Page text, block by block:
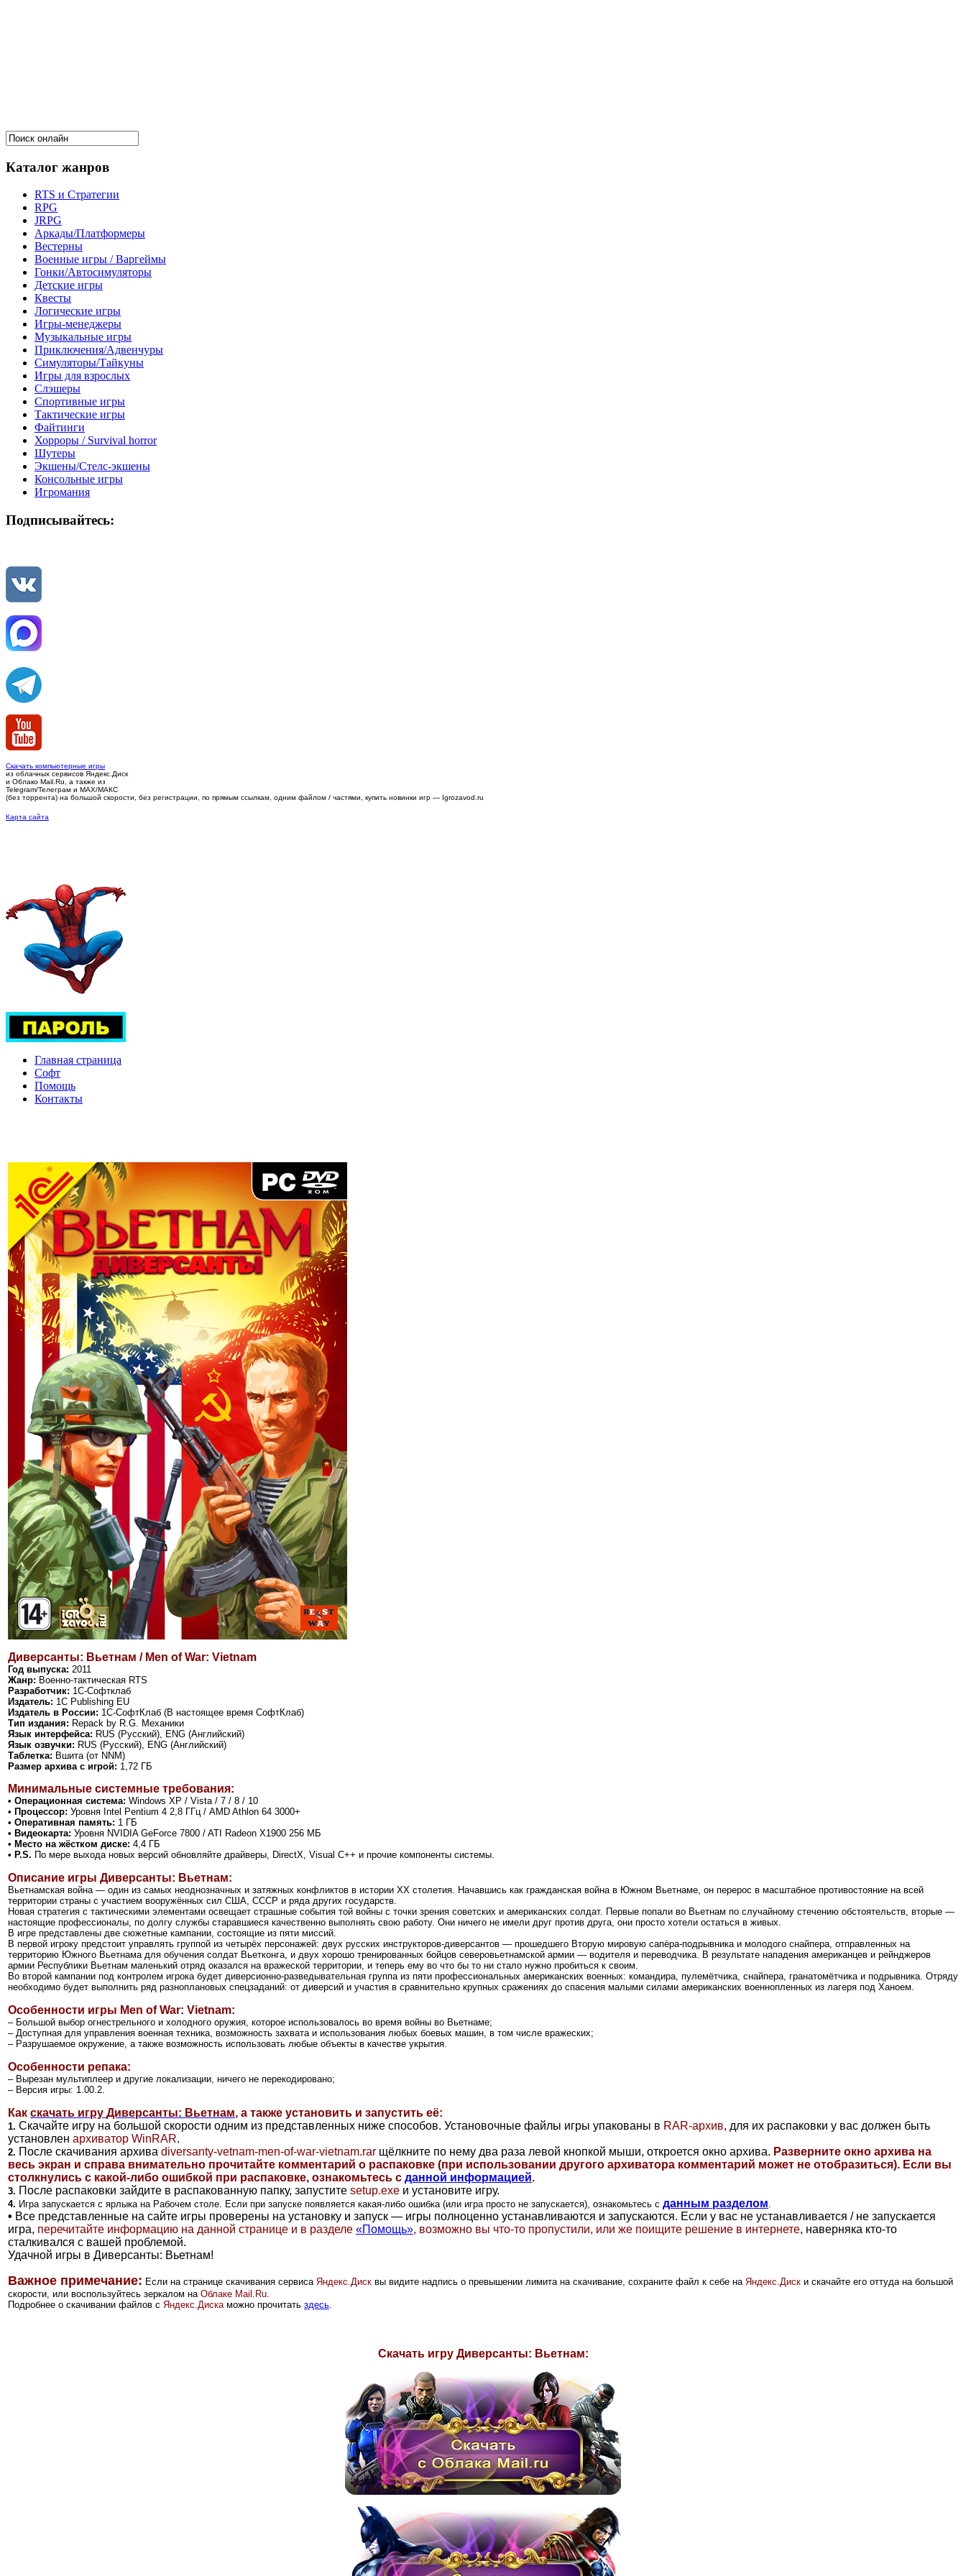
Каталог жанров
RTS и Стратегии
RPG
JRPG
Аркады/Платформеры
Вестерны
Военные игры / Варгеймы
Гонки/Автосимуляторы
Детские игры
Квесты
Логические игры
Игры-менеджеры
Музыкальные игры
Приключения/Адвенчуры
Симуляторы/Тайкуны
Игры для взрослых
Слэшеры
Спортивные игры
Тактические игры
Файтинги
Хорроры / Survival horror
Шутеры
Экшены/Стелс-экшены
Консольные игры
Игромания
Подписывайтесь:
Скачать компьютерные игры
из облачных сервисов Яндекс.Диск
и Облако Mail.Ru, а также из
Telegram/Телеграм и MAX/МАКС
(без торрента) на большой скорости, без регистрации, по прямым ссылкам, одним файлом / частями, купить новинки игр — Igrozavod.ru
Карта сайта
Главная страница
Софт
Помощь
Контакты
Диверсанты: Вьетнам / Men of War: Vietnam
Год выпуска: 2011
Жанр: Военно-тактическая RTS
Разработчик: 1C-Софтклаб
Издатель: 1C Publishing EU
Издатель в России: 1C-СофтКлаб (В настоящее время СофтКлаб)
Тип издания: Repack by R.G. Механики
Язык интерфейса: RUS (Русский), ENG (Английский)
Язык озвучки: RUS (Русский), ENG (Английский)
Таблетка: Вшита (от NNM)
Размер архива с игрой: 1,72 ГБ
Минимальные системные требования:
• Операционная система: Windows XP / Vista / 7 / 8 / 10
• Процессор: Уровня Intel Pentium 4 2,8 ГГц / AMD Athlon 64 3000+
• Оперативная память: 1 ГБ
• Видеокарта: Уровня NVIDIA GeForce 7800 / ATI Radeon X1900 256 МБ
• Место на жёстком диске: 4,4 ГБ
• P.S. По мере выхода новых версий обновляйте драйверы, DirectX, Visual C++ и прочие компоненты системы.
Описание игры Диверсанты: Вьетнам:
Вьетнамская война — один из самых неоднозначных и затяжных конфликтов в истории XX столетия. Начавшись как гражданская война в Южном Вьетнаме, он перерос в масштабное противостояние на всей
территории страны с участием вооружённых сил США, СССР и ряда других государств.
Новая стратегия с тактическими элементами освещает страшные события той войны с точки зрения советских и американских солдат. Первые попали во Вьетнам по случайному стечению обстоятельств, вторые —
настоящие профессионалы, по долгу службы старавшиеся качественно выполнять свою работу. Они ничего не имели друг против друга, они просто хотели остаться в живых.
В игре представлены две сюжетные кампании, состоящие из пяти миссий.
В первой игроку предстоит управлять группой из четырёх персонажей: двух русских инструкторов-диверсантов — прошедшего Вторую мировую сапёра-подрывника и молодого снайпера, отправленных на
территорию Южного Вьетнама для обучения солдат Вьетконга, и двух хорошо тренированных бойцов северовьетнамской армии — водителя и переводчика. В результате нападения американцев и рейнджеров
армии Республики Вьетнам маленький отряд оказался на вражеской территории, и теперь ему во что бы то ни стало нужно пробиться к своим.
Во второй кампании под контролем игрока будет диверсионно-разведывательная группа из пяти профессиональных американских военных: командира, пулемётчика, снайпера, гранатомётчика и подрывника. Отряду
необходимо будет выполнить ряд разноплановых спецзаданий: от диверсий и участия в сравнительно крупных сражениях до спасения малыми силами американских военнопленных из лагеря под Ханоем.
Особенности игры Men of War: Vietnam:
– Большой выбор огнестрельного и холодного оружия, которое использовалось во время войны во Вьетнаме;
– Доступная для управления военная техника, возможность захвата и использования любых боевых машин, в том числе вражеских;
– Разрушаемое окружение, а также возможность использовать любые объекты в качестве укрытия.
Особенности репака:
– Вырезан мультиплеер и другие локализации, ничего не перекодировано;
– Версия игры: 1.00.2.
Как скачать игру Диверсанты: Вьетнам, а также установить и запустить её:
1. Скачайте игру на большой скорости одним из представленных ниже способов. Установочные файлы игры упакованы в RAR-архив, для их распаковки у вас должен быть
установлен архиватор WinRAR.
2. После скачивания архива diversanty-vetnam-men-of-war-vietnam.rar щёлкните по нему два раза левой кнопкой мыши, откроется окно архива. Разверните окно архива на
весь экран и справа внимательно прочитайте комментарий о распаковке (при использовании другого архиватора комментарий может не отобразиться). Если вы
столкнулись с какой-либо ошибкой при распаковке, ознакомьтесь с данной информацией.
3. После распаковки зайдите в распакованную папку, запустите setup.exe и установите игру.
4. Игра запускается с ярлыка на Рабочем столе. Если при запуске появляется какая-либо ошибка (или игра просто не запускается), ознакомьтесь с данным разделом
• Все представленные на сайте игры проверены на установку и запуск — игры полноценно устанавливаются и запускаются. Если у вас не устанавливается / не запускается
игра, перечитайте информацию на данной странице и в разделе «Помощь», возможно вы что-то пропустили, или же поищите решение в интернете, наверняка кто-то
сталкивался с вашей проблемой.
Удачной игры в Диверсанты: Вьетнам!
Важное примечание: Если на странице скачивания сервиса Яндекс.Диск вы видите надпись о превышении лимита на скачивание, сохраните файл к себе на Яндекс.Диск и скачайте его оттуда на большой
скорости, или воспользуйтесь зеркалом на Облаке Mail.Ru
Подробнее о скачивании файлов с Яндекс.Диска можно прочитать здесь
Скачать игру Диверсанты: Вьетнам: